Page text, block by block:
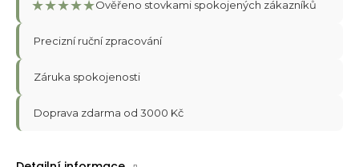
★★★★★Ověřeno stovkami spokojených zákazníků
Precizní ruční zpracování
Záruka spokojenosti
Doprava zdarma od 3000 Kč